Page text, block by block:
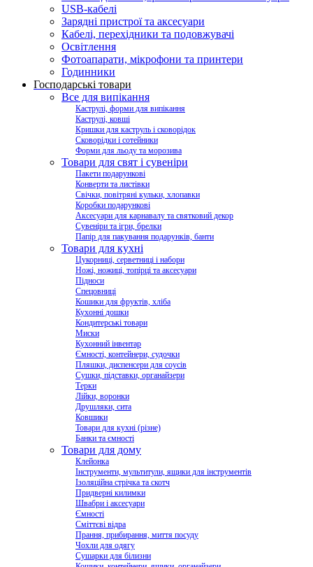
USB-кабелі
Зарядні пристрої та аксесуари
Кабелі, перехідники та подовжувачі
Освітлення
Фотоапарати, мікрофони та принтери
Годинники
Господарські товари
Все для випікання
Каструлі, форми для випікання
Каструлі, ковші
Кришки для каструль і сковорідок
Сковорідки і сотейники
Форми для льоду та морозива
Товари для свят і сувеніри
Пакети подарункові
Конверти та листівки
Свічки, повітряні кульки, хлопавки
Коробки подарункові
Аксесуари для карнавалу та святковий декор
Сувеніри та ігри, брелки
Папір для пакування подарунків, банти
Товари для кухні
Цукорниці, серветниці і набори
Ножі, ножиці, топірці та аксесуари
Підноси
Спецовниці
Кошики для фруктів, хліба
Кухонні дошки
Кондитерські товари
Миски
Кухонний інвентар
Ємності, контейнери, судочки
Пляшки, диспенсери для соусів
Сушки, підставки, органайзери
Терки
Лійки, воронки
Друшляки, сита
Ковшики
Товари для кухні (різне)
Банки та ємності
Товари для дому
Клейонка
Інструменти, мультитули, ящики для інструментів
Ізоляційна стрічка та скотч
Придверні килимки
Швабри і аксесуари
Ємності
Сміттєві відра
Прання, прибирання, миття посуду
Чохли для одягу
Сушарки для білизни